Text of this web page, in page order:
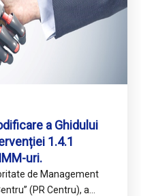
a Ghidului
1.4.1
uri.
de Management
(PR Centru), a